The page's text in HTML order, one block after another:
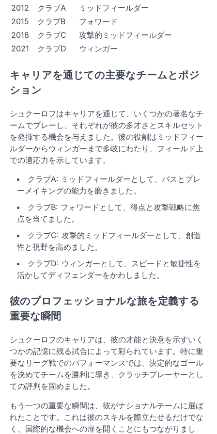
2012
クラブA
ミッドフィールダー
2015
クラブB
フォワード
2018
クラブC
攻撃的ミッドフィールダー
2021
クラブD ウィンガー
キャリアを通じての主要なチームとポジ
ション
シュクーロフはキャリアを通じて、いくつかの著名なチ
ームでプレーし、それぞれが彼の多才さとスキルセット
を発揮する機会を与えました。彼の役割はミッドフィー
ルダーからウィンガーまで多岐にわたり、フィールド上
での適応力を示しています。
クラブA: ミッドフィールダーとして、パスとプレ
ーメイキングの能力を磨きました。
クラブB: フォワードとして、得点と攻撃戦略に焦
点を当てました。
クラブC: 攻撃的ミッドフィールダーとして、創造
性と視野を高めました。
クラブD: ウィンガーとして、スピードと敏捷性を
活かしてディフェンダーをかわしました。
彼のプロフェッショナルな旅を定義する
重要な瞬間
シュクーロフのキャリアは、彼の才能と決意を示すいく
つかの記憶に残る試合によって彩られています。特に重
要なリーグ戦でのパフォーマンスでは、決定的なゴール
を決めてチームを勝利に導き、クラッチプレーヤーとし
ての評判を固めました。
もう一つの重要な瞬間は、彼がナショナルチームに選ば
れたことです。これは彼のスキルを際立たせるだけでな
く、国際的な機会への扉を開くことにもつながりまし